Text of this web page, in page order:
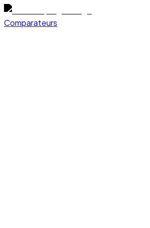
Comparateurs